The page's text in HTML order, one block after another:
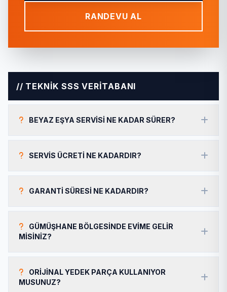
RANDEVU AL
// TEKNİK SSS VERİTABANI
BEYAZ EŞYA SERVISI NE KADAR SÜRER?
SERVIS ÜCRETI NE KADARDIR?
GARANTI SÜRESI NE KADARDIR?
GÜMÜŞHANE BÖLGESINDE EVIME GELIR
MISINIZ?
ORIJINAL YEDEK PARÇA KULLANIYOR
MUSUNUZ?